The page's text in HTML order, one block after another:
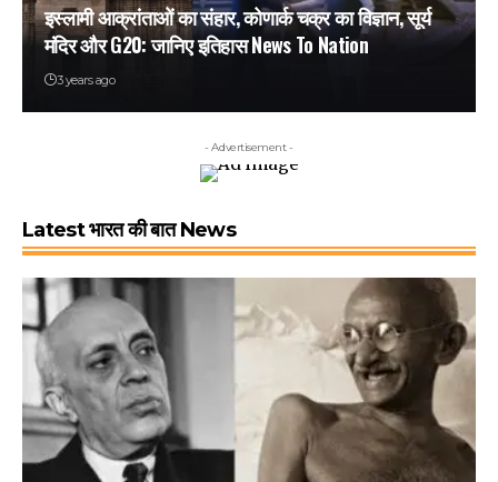
इस्लामी आक्रांताओं का संहार, कोणार्क चक्र का विज्ञान, सूर्य
मंदिर और G20: जानिए इतिहास News To Nation
3 years ago
- Advertisement -
Latest भारत की बात News